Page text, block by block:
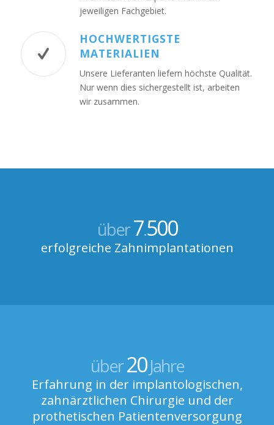
jeweiligen Fachgebiet.
HOCHWERTIGSTE
MATERIALIEN
Unsere Lieferanten liefern höchste Qualität.
Nur wenn dies sichergestellt ist, arbeiten
wir zusammen.
über7.500
erfolgreiche Zahnimplantationen
über20Jahre
Erfahrung in der implantologischen,
zahnärztlichen Chirurgie und der
prothetischen Patientenversorgung